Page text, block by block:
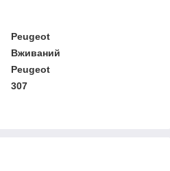
Peugeot
Вживаний
Peugeot
307